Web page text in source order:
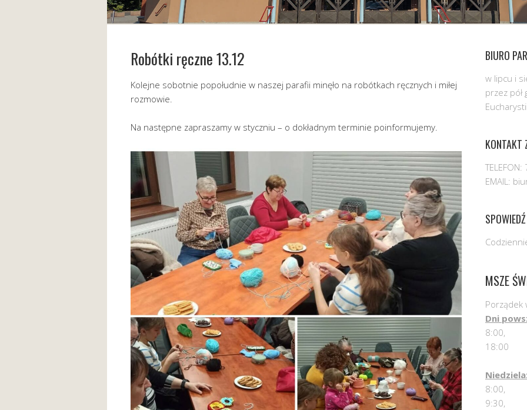
Robótki ręczne 13.12
Kolejne sobotnie popołudnie w naszej parafii minęło na robótkach ręcznych i miłej
rozmowie.
Na następne zapraszamy w styczniu – o dokładnym terminie poinformujemy.
BIURO
w lipcu i
przez
Eucharystii
KONTAKT
EMAIL:
MSZE
Porządek
Dni
8:00,
18:00
Niedziela:
8:00,
9:30,